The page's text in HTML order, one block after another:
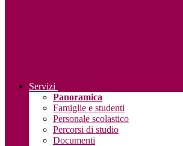
Servizi
Panoramica
Famiglie e studenti
Personale scolastico
Percorsi di studio
Documenti